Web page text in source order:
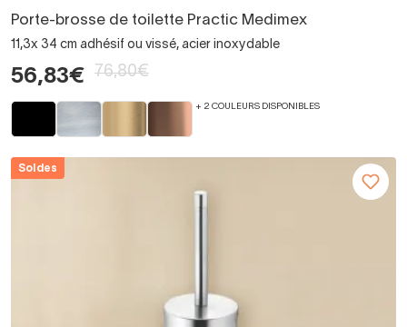
Porte-brosse de toilette Practic Medimex
11,3x 34 cm adhésif ou vissé, acier inoxydable
56,83€ 76,80€
+ 2 COULEURS DISPONIBLES
Soldes